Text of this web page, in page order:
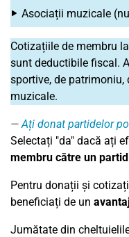
Asociații muzicale
Cotizațiile de membru la
sunt deductibile fiscal.
sportive, de patrimoniu,
muzicale.
Ați donat partidelor
Selectați "da" dacă ați
membru către un
Pentru donații și
beneficiați de un
Jumătate din